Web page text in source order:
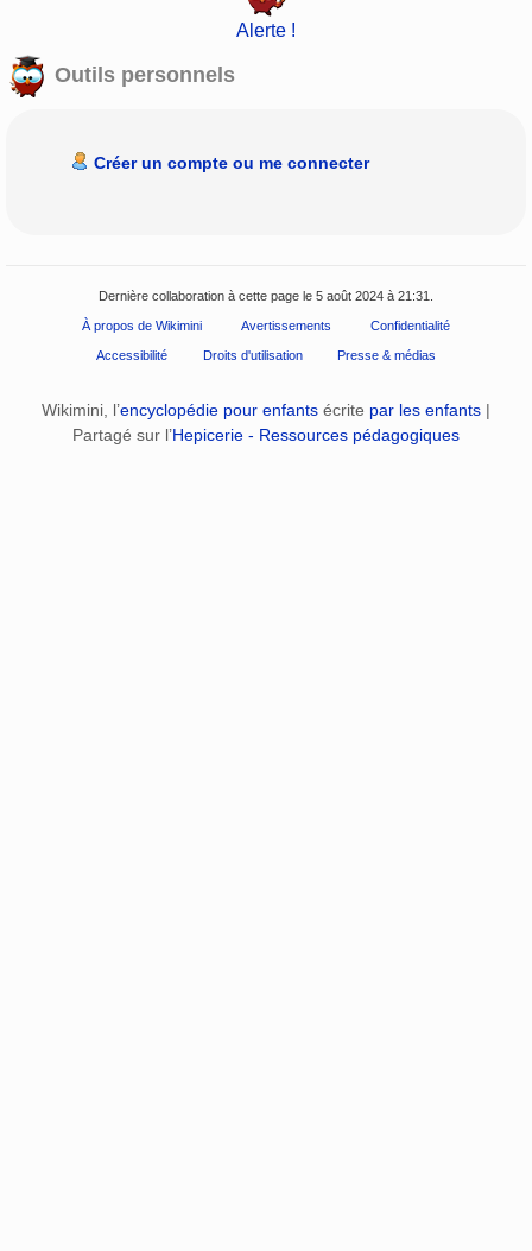
Alerte !
Outils personnels
Créer un compte ou me connecter
Dernière collaboration à cette page le 5 août 2024 à 21:31.
À propos de Wikimini Avertissements Confidentialité
Accessibilité Droits d'utilisation Presse & médias
Wikimini, l’encyclopédie pour enfants écrite par les enfants |
Partagé sur l’Hepicerie - Ressources pédagogiques